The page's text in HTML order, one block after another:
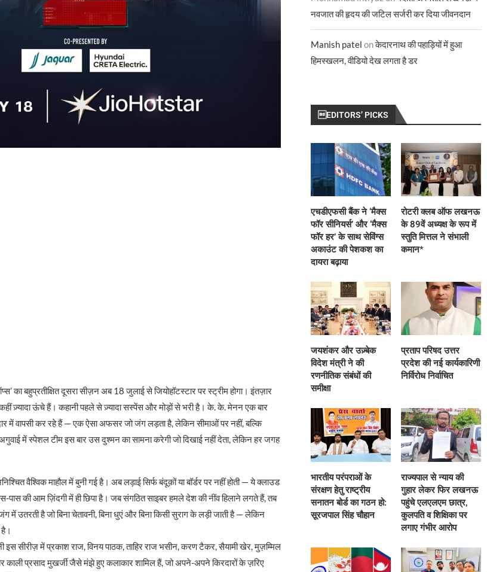
का बहुप्रतीक्षित दूसरा सीज़न अब 18 जुलाई से जियोहॉटस्‍टार पर स्ट्रीम होगा। इंतज़ार
ज़्यादा ऊंचे हैं। कहानी पहले से ज़्यादा सस्पेंस और मोड़ों से भरी है। के. के. मेनन एक बार
में वापसी कर रहे हैं — एक ऐसा अफसर जो जंग लड़ता है, लेकिन सीमाओं पर नहीं, बल्कि
में स्पेशल टीम इस बार उस दुश्मन का सामना करेगी जो दिखाई नहीं देता, लेकिन हर जगह
वैश्विक माहौल में बुनी गई है। अब लड़ाई सिर्फ बंदूक़ों या बॉर्डर पर नहीं होती — ये क्लाउड
पास की आम ज़िंदगी में ही छिपा है। जब संगठित साइबर हमले देश की नींव हिलाने लगते हैं, तब
में उतरती है जो बिना चेतावनी, बिना धुएं और बिना किसी सुराग के लड़ी जाती है — लेकिन
इस सीरीज़ में प्रकाश राज, विनय पाठक, ताहिर राज भसीन, करण टैकर, सैयामी खेर, मुज़म्मिल
काली प्रसाद मुखर्जी जैसे मंझे हुए कलाकार शामिल हैं, जो अपने-अपने किरदारों के ज़रिए
नवजात की हृदय की जटिल सर्जरी कर दिया जीवनदान
Manish patel onकेदारनाथ की पहाड़ियों में हुआ
हिमस्खलन, वीडियो देख लगता है डर
EDITORS’ PICKS
एचडीएफसी बैंक ने ‘मैक्स
फॉर सीनियर्स’ और ‘मैक्स
फॉर हर’ के साथ सेविंग्स
अकाउंट की पेशकश का
दायरा बढ़ाया
रोटरी क्लब ऑफ लखनऊ
के 89वें अध्यक्ष के रूप में
स्तुति मित्तल ने संभाली
कमान*
जयशंकर और उज़्बेक
विदेश मंत्री ने की
रणनीतिक संबंधों की
समीक्षा
प्रताप परिषद उत्तर
प्रदेश की नई कार्यकारिणी
निर्विरोध निर्वाचित
भारतीय परंपराओं के
संरक्षण हेतु राष्ट्रीय
सनातन बोर्ड का गठन हो:
सूरजपाल सिंह चौहान
राज्यपाल से न्याय की
गुहार लेकर फिर लखनऊ
पहुंचे एलएलएम छात्र,
कुलपति व शिक्षिका पर
लगाए गंभीर आरोप